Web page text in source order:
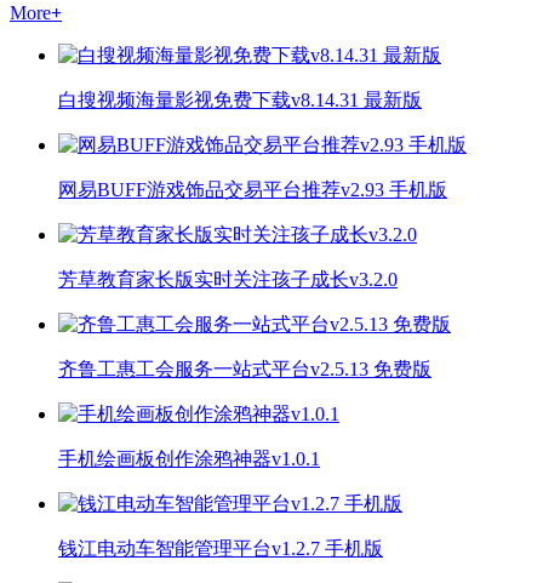
More+
白搜视频海量影视免费下载v8.14.31 最新版
网易BUFF游戏饰品交易平台推荐v2.93 手机版
芳草教育家长版实时关注孩子成长v3.2.0
齐鲁工惠工会服务一站式平台v2.5.13 免费版
手机绘画板创作涂鸦神器v1.0.1
钱江电动车智能管理平台v1.2.7 手机版